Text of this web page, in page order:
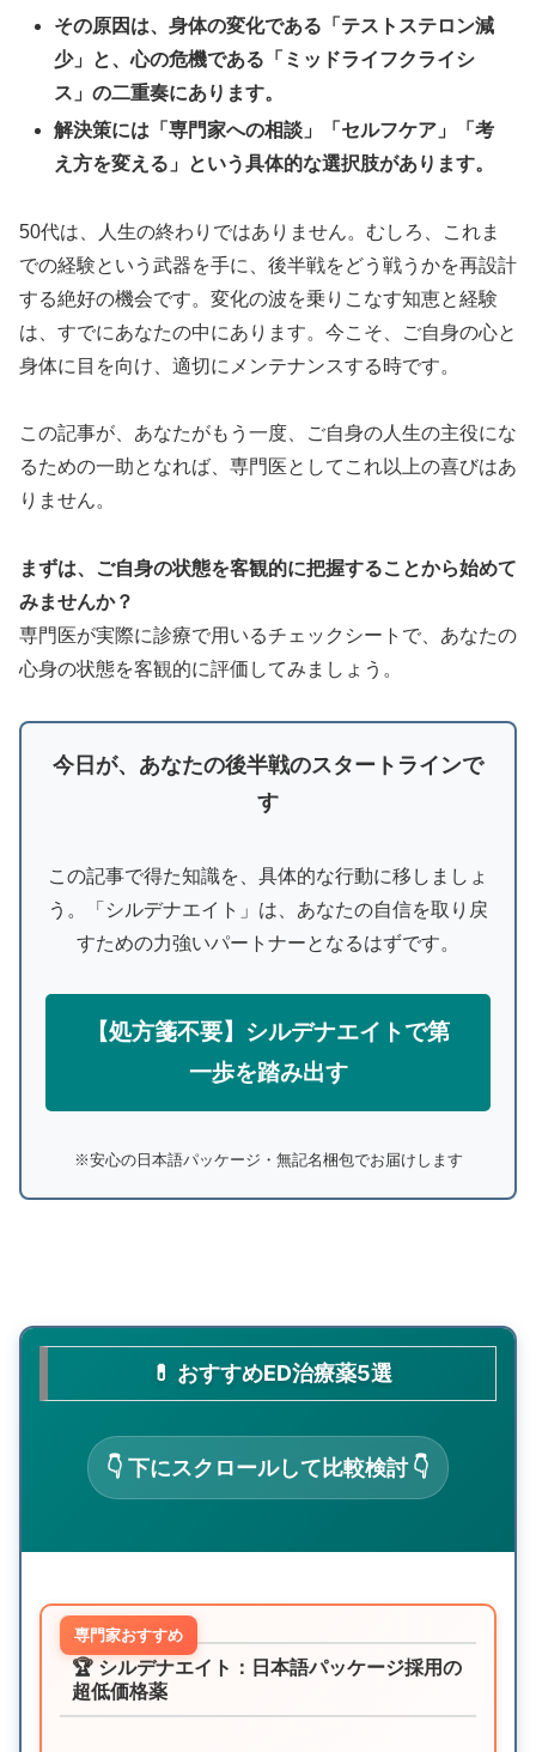
その原因は、身体の変化である「テストステロン減
少」と、心の危機である「ミッドライフクライシ
ス」の二重奏にあります。
解決策には「専門家への相談」「セルフケア」「考
え方を変える」という具体的な選択肢があります。
50代は、人生の終わりではありません。むしろ、これま
での経験という武器を手に、後半戦をどう戦うかを再設計
する絶好の機会です。変化の波を乗りこなす知恵と経験
は、すでにあなたの中にあります。今こそ、ご自身の心と
身体に目を向け、適切にメンテナンスする時です。
この記事が、あなたがもう一度、ご自身の人生の主役にな
るための一助となれば、専門医としてこれ以上の喜びはあ
りません。
まずは、ご自身の状態を客観的に把握することから始めて
みませんか？
専門医が実際に診療で用いるチェックシートで、あなたの
心身の状態を客観的に評価してみましょう。
今日が、あなたの後半戦のスタートラインで
す
この記事で得た知識を、具体的な行動に移しましょ
う。「シルデナエイト」は、あなたの自信を取り戻
すための力強いパートナーとなるはずです。
【処方箋不要】シルデナエイトで第
一歩を踏み出す
※安心の日本語パッケージ・無記名梱包でお届けします
💊 おすすめED治療薬5選
👇 下にスクロールして比較検討 👇
🏆 シルデナエイト：日本語パッケージ採用の
超低価格薬
専門家おすすめ